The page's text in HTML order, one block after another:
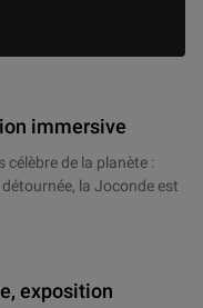
immersive
célèbre de la planète :
la Joconde est
exposition